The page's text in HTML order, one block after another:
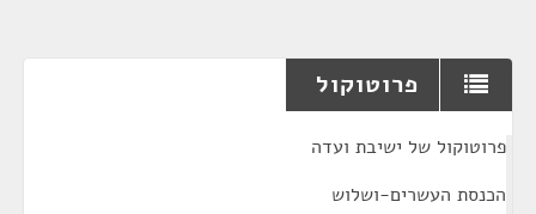
פרוטוקול
פרוטוקול של ישיבת ועדה
הכנסת העשרים-ושלוש